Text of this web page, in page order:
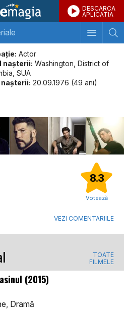
DESCARCA
APLICATIA
Actor
naşterii: Washington, District of
SUA
naşterii: 20.09.1976 (49 ani)
8.3
Votează
VEZI COMENTARIILE
TOATE
FILMELE
(2015)
Dramă